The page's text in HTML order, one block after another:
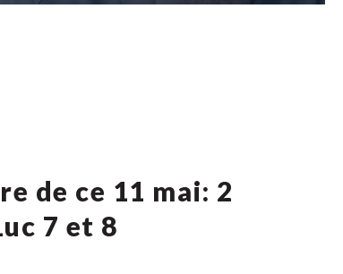
de ce 11 mai: 2
7 et 8